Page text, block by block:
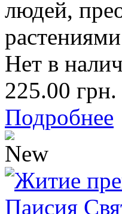
людей,
Нет в
225.00 грн.
Подробнее